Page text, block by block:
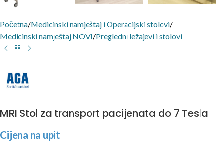
Početna/Medicinski namještaj i Operacijski stolovi/
Medicinski namještaj NOVI/Pregledni ležajevi i stolovi
MRI Stol za transport pacijenata do 7 Tesla
Cijena na upit